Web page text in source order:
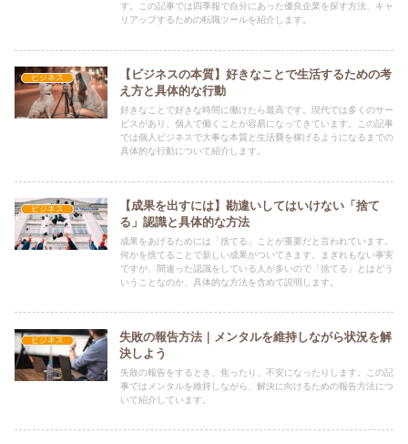
す。この記事では四季報で自分にあった優良企業を探す方法、キャ
リアップするための転職ツールを紹介します。
ビジネス
【ビジネスの本質】好きなことで生活するための考
え方と具体的な行動
好きなことで好きな時間に働けたら最高です。現代では多くのサー
ビスがあり、個人で働くことが容易になってきています。この記事
では個人ビジネスで大事な本質と生活費を稼げるようになるまでの
具体的な行動について紹介します。
ビジネス
【成果を出すには】勘違いしてはいけない「捨て
る」認識と具体的な方法
成果をあげるためには「捨てる」ことが重要だと言われています。
何かを捨てることで新しい成果がついてきます。まぎれもない事実
ですが、間違った認識をしている人が多いので「捨てる」とはどう
いうことなのか、具体的な方法を含めて説明します。
ビジネス
失敗の報告方法｜メンタルを維持しながら状況を解
決しよう
失敗の報告をするとき、焦ったり、不安になったりします。この記
事ではメンタルを維持しながら、解決に向けるための報告方法につ
いて紹介しています。